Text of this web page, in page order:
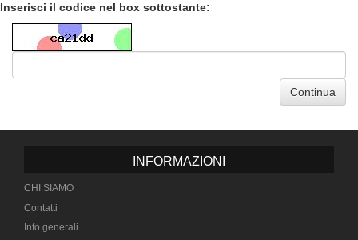
Inserisci il codice nel box sottostante:
Continua
INFORMAZIONI
CHI SIAMO
Contatti
Info generali